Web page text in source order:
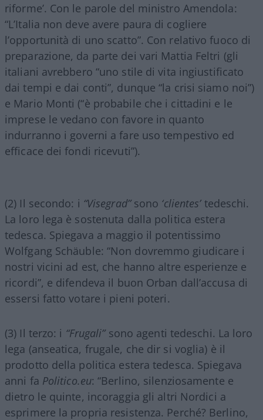
riforme’. Con le parole del ministro Amendola:
“L’Italia non deve avere paura di cogliere
l’opportunità di uno scatto”. Con relativo fuoco di
preparazione, da parte dei vari Mattia Feltri (gli
italiani avrebbero “uno stile di vita ingiustificato
dai tempi e dai conti”, dunque “la crisi siamo noi”)
e Mario Monti (“è probabile che i cittadini e le
imprese le vedano con favore in quanto
indurranno i governi a fare uso tempestivo ed
efficace dei fondi ricevuti”).
(2) Il secondo: i “Visegrad”sono ‘clientes’tedeschi.
La loro lega è sostenuta dalla politica estera
tedesca. Spiegava a maggio il potentissimo
Wolfgang Schäuble: “Non dovremmo giudicare i
nostri vicini ad est, che hanno altre esperienze e
ricordi”, e difendeva il buon Orban dall’accusa di
essersi fatto votare i pieni poteri.
(3) Il terzo: i “Frugali”sono agenti tedeschi. La loro
lega (anseatica, frugale, che dir si voglia) è il
prodotto della politica estera tedesca. Spiegava
anni fa Politico.eu: “Berlino, silenziosamente e
dietro le quinte, incoraggia gli altri Nordici a
esprimere la propria resistenza. Perché? Berlino,